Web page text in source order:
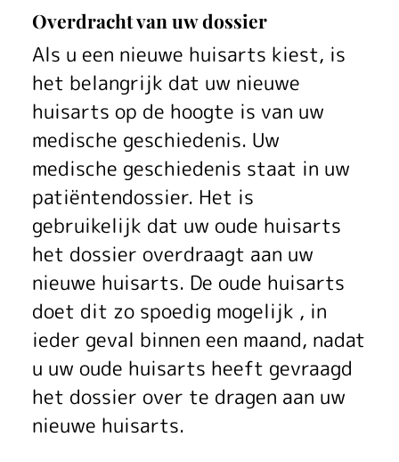
Overdracht van uw dossier
Als u een nieuwe huisarts kiest, is
het belangrijk dat uw nieuwe
huisarts op de hoogte is van uw
medische geschiedenis. Uw
medische geschiedenis staat in uw
patiëntendossier. Het is
gebruikelijk dat uw oude huisarts
het dossier overdraagt aan uw
nieuwe huisarts. De oude huisarts
doet dit zo spoedig mogelijk , in
ieder geval binnen een maand, nadat
u uw oude huisarts heeft gevraagd
het dossier over te dragen aan uw
nieuwe huisarts.